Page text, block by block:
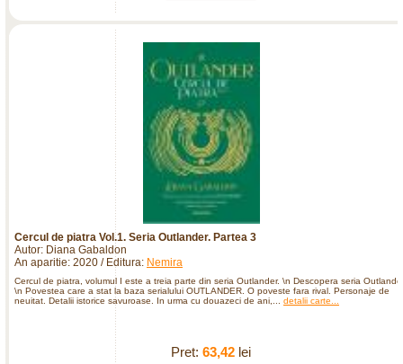
Cercul de piatra Vol.1. Seria Outlander. Partea 3
Autor: Diana Gabaldon
An aparitie: 2020 / Editura: Nemira
Cercul de piatra, volumul I este a treia parte din seria Outlander. \n Descopera seria
\n Povestea care a stat la baza serialului OUTLANDER. O poveste fara rival. Personaje de
neuitat. Detalii istorice savuroase. In urma cu douazeci de ani,... detalii carte...
Pret: 63,42lei